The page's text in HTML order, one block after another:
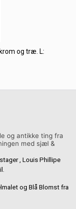
og træ. L:
og antikke ting fra
med sjæl &
, Louis Phillipe
og Blå Blomst fra